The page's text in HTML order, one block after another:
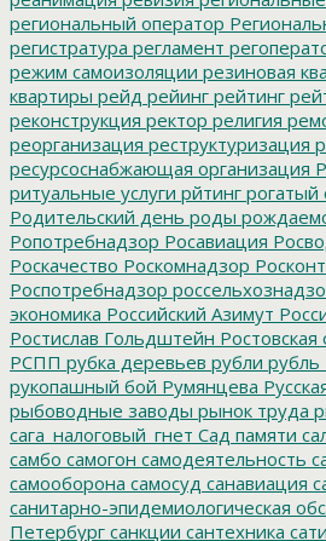
региональный оператор
регистратура регламент
режим самоизоляции резиновая
квартиры рейд рейинг рейтинг
реконструкция ректор религия
реорганизация реструктуризация
ресурсоснабжающая организация
ритуальные услуги рйтинг рогатый
Родительский день роды
Ропотребнадзор Росавиация
Роскачество Роскомнадзор
Роспотребнадзор
экономика Российский Азимут
Ростислав Гольдштейн Ростовская
РСПП рубка деревьев рубли рубль
рукопашный бой Румянцева
рыбоводные заводы рынок труда
сага_налоговый_гнет Сад памяти
самбо самогон самодеятельность
самооборона самосуд санавиация
санитарно-эпидемиологическая
Петербург санкции сантехника